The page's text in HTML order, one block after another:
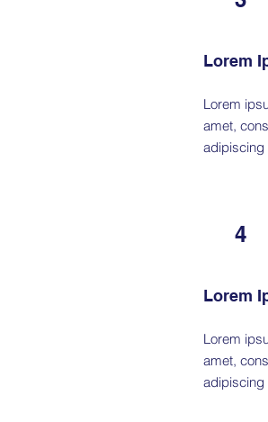
Lorem
Lorem
amet,
adipiscing
4
Lorem
Lorem
amet,
adipiscing